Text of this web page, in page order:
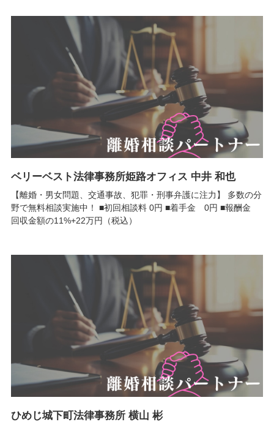
ベリーベスト法律事務所姫路オフィス 中井 和也
【離婚・男女問題、交通事故、犯罪・刑事弁護に注力】 多数の分
野で無料相談実施中！ ■初回相談料 0円 ■着手金 0円 ■報酬金
回収金額の11%+22万円（税込）
ひめじ城下町法律事務所 横山 彬